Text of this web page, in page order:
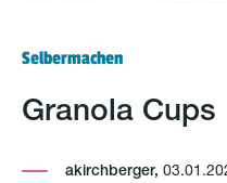
Selbermachen
Granola Cups
akirchberger,